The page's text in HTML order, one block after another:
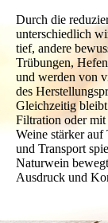
Durch die
unterschiedlich
tief, andere
Trübungen,
und werden von
des
Gleichzeitig
Filtration oder mit
Weine stärker auf
und Transport
Naturwein
Ausdruck und